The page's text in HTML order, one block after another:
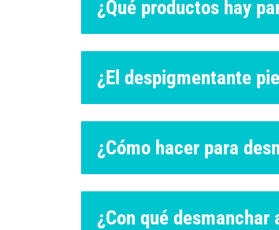
¿Qué productos hay
¿El despigmentante
¿Cómo hacer para
¿Con qué desmanchar